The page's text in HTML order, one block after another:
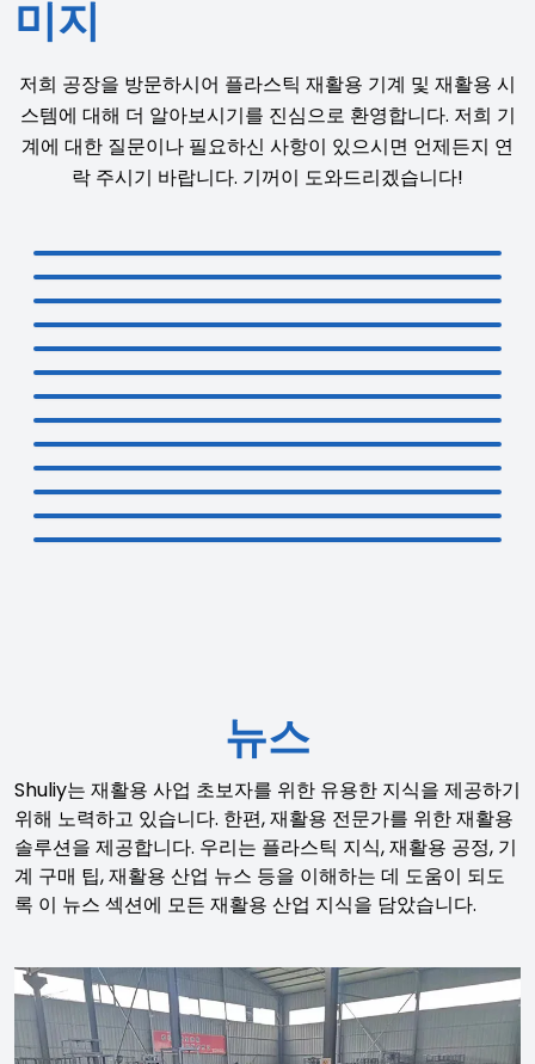
미지
저희 공장을 방문하시어 플라스틱 재활용 기계 및 재활용 시
스템에 대해 더 알아보시기를 진심으로 환영합니다. 저희 기
계에 대한 질문이나 필요하신 사항이 있으시면 언제든지 연
락 주시기 바랍니다. 기꺼이 도와드리겠습니다!
뉴스
Shuliy는 재활용 사업 초보자를 위한 유용한 지식을 제공하기
위해 노력하고 있습니다. 한편, 재활용 전문가를 위한 재활용
솔루션을 제공합니다. 우리는 플라스틱 지식, 재활용 공정, 기
계 구매 팁, 재활용 산업 뉴스 등을 이해하는 데 도움이 되도
록 이 뉴스 섹션에 모든 재활용 산업 지식을 담았습니다.